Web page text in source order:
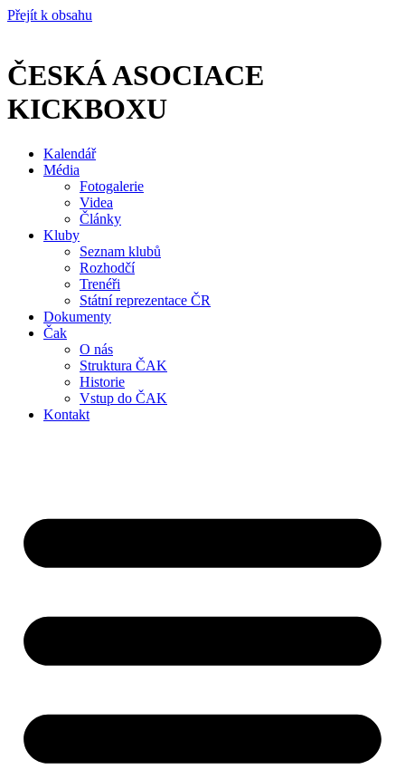
Přejít k obsahu
ČESKÁ ASOCIACE
KICKBOXU
Kalendář
Média
Fotogalerie
Videa
Články
Kluby
Seznam klubů
Rozhodčí
Trenéři
Státní reprezentace ČR
Dokumenty
Čak
O nás
Struktura ČAK
Historie
Vstup do ČAK
Kontakt